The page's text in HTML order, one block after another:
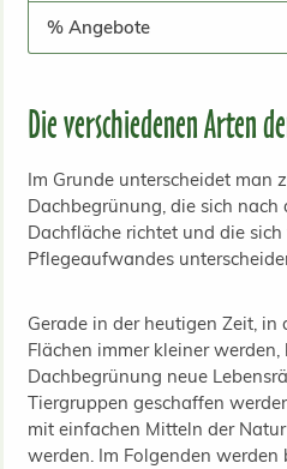
% Angebote
Die verschiedenen Arten
Im Grunde unterscheidet man
Dachbegrünung, die sich nach
Dachfläche richtet und die
Pflegeaufwandes
Gerade in der heutigen Zeit,
Flächen immer kleiner
Dachbegrünung neue
Tiergruppen geschaffen
mit einfachen Mitteln der
werden. Im Folgenden werden